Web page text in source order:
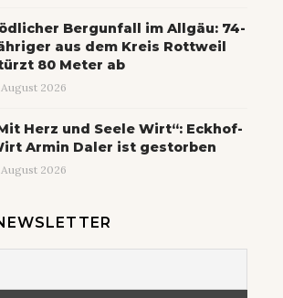
Bergunfall im Allgäu: 74-
aus dem Kreis Rottweil
80 Meter ab
2026
Herz und Seele Wirt“: Eckhof-
Armin Daler ist gestorben
2026